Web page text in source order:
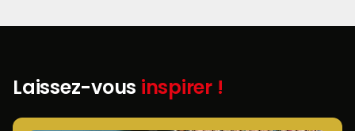
Laissez-vous inspirer !